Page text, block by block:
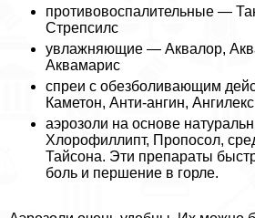
противовоспалительные —
Стрепсилс
увлажняющие — Аквалор,
Аквамарис
спреи с обезболивающим
Каметон, Анти-ангин, Ангилекс
аэрозоли на основе
Хлорофиллипт, Пропосол,
Тайсона. Эти препараты
боль и першение в горле.